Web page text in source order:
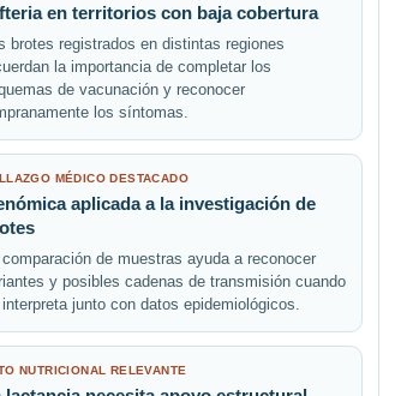
en territorios con baja cobertura
brotes registrados en distintas regiones
la importancia de completar los
de vacunación y reconocer
los síntomas.
MÉDICO DESTACADO
aplicada a la investigación de
comparación de muestras ayuda a reconocer
y posibles cadenas de transmisión cuando
junto con datos epidemiológicos.
NUTRICIONAL RELEVANTE